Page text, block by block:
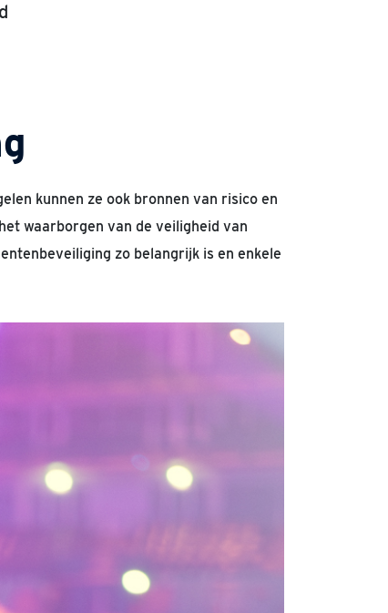
kunnen ze ook bronnen van risico en
waarborgen van de veiligheid van
zo belangrijk is en enkele